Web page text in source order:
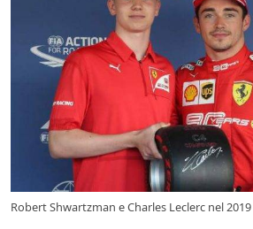
Robert Shwartzman e Charles Leclerc nel